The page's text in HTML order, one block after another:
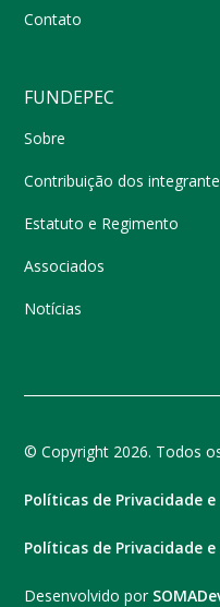
Contato
FUNDEPEC
Sobre
Contribuição dos
Estatuto e Regimento
Associados
Notícias
© Copyright 2026. Todos
Políticas de Privacidade
Políticas de Privacidade
Desenvolvido por